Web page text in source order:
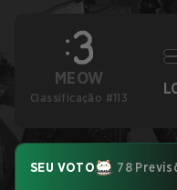
MEOW
Classificação #113
SEU VOTO 78